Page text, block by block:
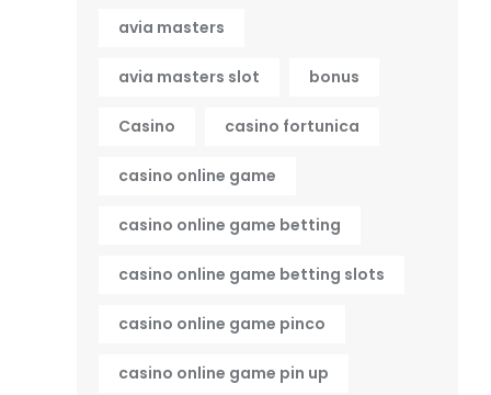
avia masters
avia masters slot bonus
Casino casino fortunica
casino online game
casino online game betting
casino online game betting slots
casino online game pinco
casino online game pin up